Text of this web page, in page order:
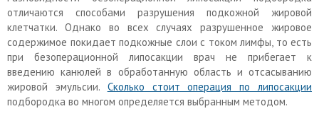
отличаются способами разрушения подкожной жировой
клетчатки. Однако во всех случаях разрушенное жировое
содержимое покидает подкожные слои с током лимфы, то есть
при безоперационной липосакции врач не прибегает к
введению канюлей в обработанную область и отсасыванию
жировой эмульсии. Сколько стоит операция по липосакции
подбородка во многом определяется выбранным методом.